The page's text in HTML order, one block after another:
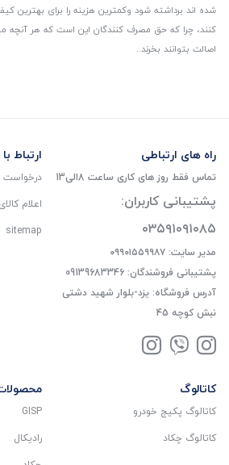
شده اند برداشته شود و‌کمترین هزینه را برای بهترین
کنند، چرا که حق مصرف کنندگان این است که هر آنچه
اصالت بتوانند بخرند..
راه های ارتباطی
تماس فقط روز های کاری ساعت 8الی13
پشتیبانی کاربران:
۰۳۵۹۱۰۹۱۰۸۵
مدیر سایت: ۰۹۹۰۱۵۵۹۹۸۷
پشتیبانی فروشندگان: 09139683346
آدرس فروشگاه: یزد-بلوار شهید دشتی
نبش کوچه 45
ارتباط
درخواست
اعلام
sitemap
کاتالوگ
کاتالوگ پکیج خودرو
کاتالوگ چکاد
GISP
رادیکال